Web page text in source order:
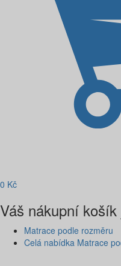
0 Kč
Váš nákupní
Matrace podle rozměru
Celá nabídka Matrace